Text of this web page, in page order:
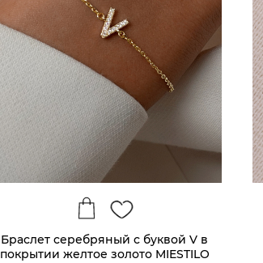
Браслет серебряный с буквой V в
покрытии желтое золото MIESTILO